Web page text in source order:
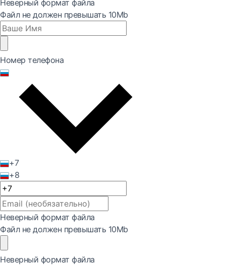
Неверный формат файла
Файл не должен превышать 10Mb
Номер телефона
+7
+8
Неверный формат файла
Файл не должен превышать 10Mb
Неверный формат файла